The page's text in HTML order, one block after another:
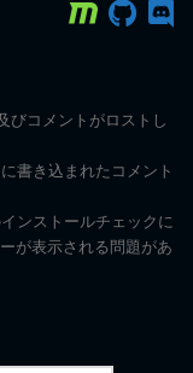
びコメントがロストし
に書き込まれたコメント
ンストールチェックに
が表示される問題があ